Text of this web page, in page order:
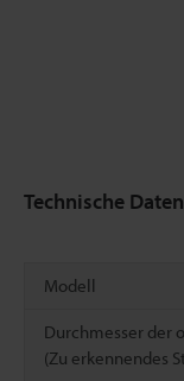
Technische Daten
Modell
Durchmesser der
(Zu erkennendes